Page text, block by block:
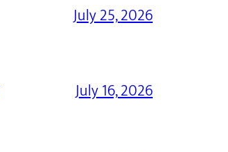
July 25, 2026
July 16, 2026